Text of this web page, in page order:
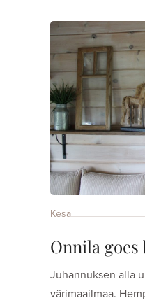
Kesä
Onnila
Juhannuksen alla
värimaailmaa.